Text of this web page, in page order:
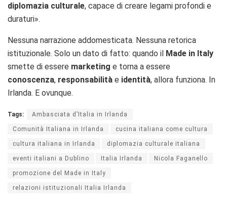
diplomazia culturale, capace di creare legami profondi e
duraturi».
Nessuna narrazione addomesticata. Nessuna retorica
istituzionale. Solo un dato di fatto: quando il Made in Italy
smette di essere marketing e torna a essere
conoscenza, responsabilità e identità, allora funziona. In
Irlanda. E ovunque.
Tags: Ambasciata d’Italia in Irlanda
Comunità Italiana in Irlanda cucina italiana come cultura
cultura italiana in Irlanda diplomazia culturale italiana
eventi italiani a Dublino Italia Irlanda Nicola Faganello
promozione del Made in Italy
relazioni istituzionali Italia Irlanda